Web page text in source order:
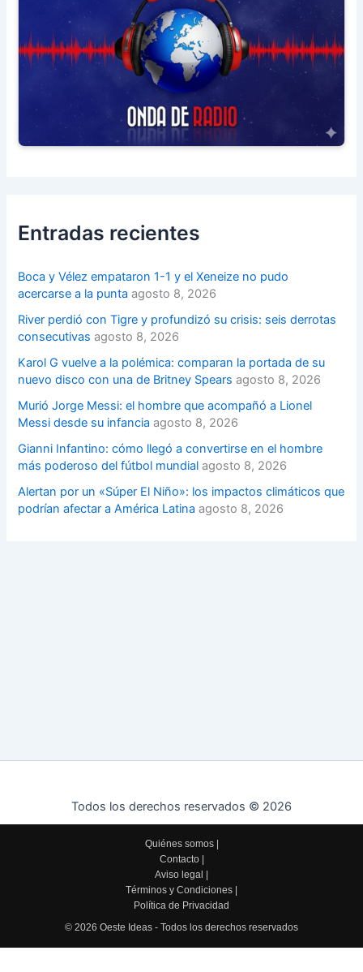
Entradas recientes
Boca y Vélez empataron 1-1 y el Xeneize no pudo
acercarse a la punta agosto 8, 2026
River perdió con Tigre y profundizó su crisis: seis derrotas
consecutivas agosto 8, 2026
Karol G vuelve a la polémica: comparan la portada de su
nuevo disco con una de Britney Spears agosto 8, 2026
Murió Jorge Messi: el hombre que acompañó a Lionel
Messi desde su infancia agosto 8, 2026
Gianni Infantino: cómo llegó a convertirse en el hombre
más poderoso del fútbol mundial agosto 8, 2026
Alertan por un «Súper El Niño»: los impactos climáticos que
podrían afectar a América Latina agosto 8, 2026
Todos los derechos reservados © 2026
Quiénes somos|
Contacto|
Aviso legal
Términos y Condiciones
Política de Privacidad
© 2026 Oeste Ideas - Todos los derechos reservados